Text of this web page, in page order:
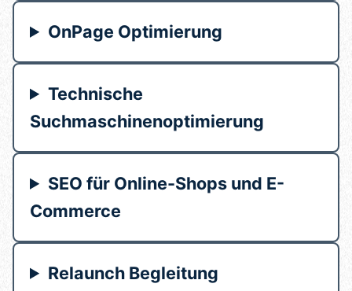
OnPage Optimierung
Technische
Suchmaschinenoptimierung
SEO für Online-Shops und E-
Commerce
Relaunch Begleitung